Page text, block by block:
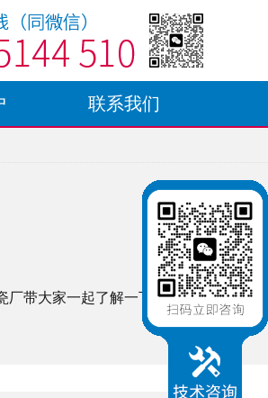
联系我们
厂带大家一起了解一下。